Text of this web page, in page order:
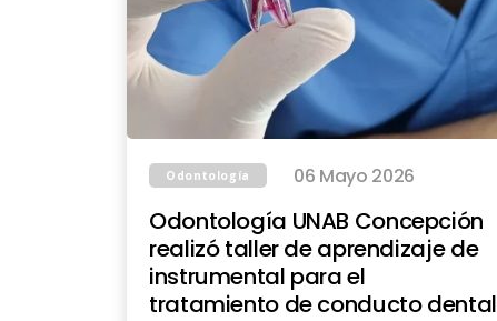
Odontología 06 Mayo 2026
Odontología UNAB Concepción
realizó taller de aprendizaje de
instrumental para el
tratamiento de conducto dental